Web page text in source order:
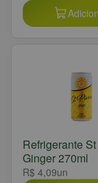
Refrigerante
Ginger 270ml
R$ 4,09un